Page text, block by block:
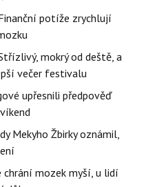
potíže zrychlují
mokrý od deště, a
večer festivalu
upřesnili předpověď
Mekyho Žbirky oznámil,
mozek myší, u lidí